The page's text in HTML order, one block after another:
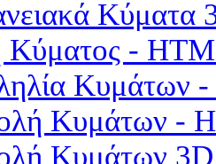
-
Κυμάτων
Κυμάτων -
Κυμάτων